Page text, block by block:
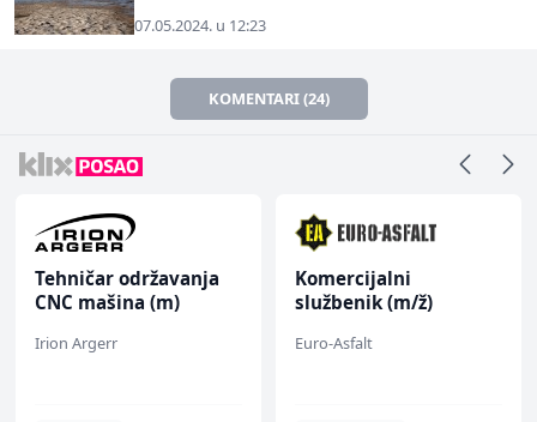
07.05.2024. u 12:23
KOMENTARI (24)
Tehničar održavanja
CNC mašina (m)
Irion Argerr
Komercijalni
službenik (m/ž)
Euro-Asfalt